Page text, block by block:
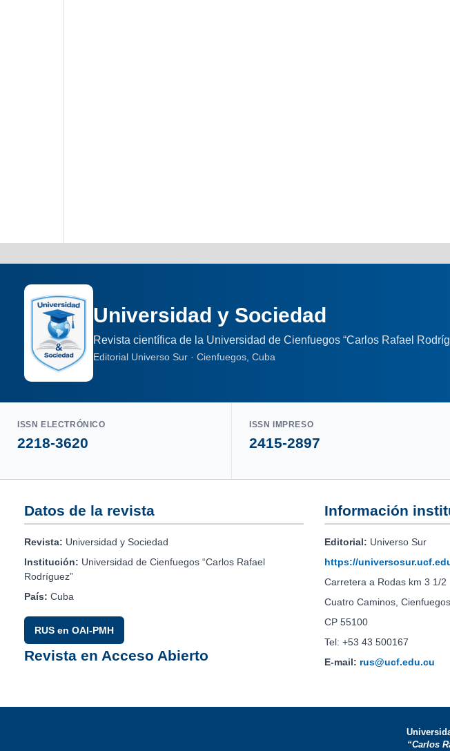
Universidad y Sociedad
Revista científica de la Universidad de Cienfuegos “Carlos Rafael
Editorial Universo Sur · Cienfuegos, Cuba
ISSN ELECTRÓNICO
2218-3620
ISSN IMPRESO
2415-2897
Datos de la revista
Revista: Universidad y Sociedad
Institución: Universidad de Cienfuegos “Carlos Rafael
Rodríguez”
País: Cuba
RUS en OAI-PMH
Revista en Acceso Abierto
Información
Editorial: Universo Sur
https://
Carretera a Rodas km 3 1/2
Cuatro Caminos,
CP 55100
Tel: +53 43 500167
E-mail: rus@ucf.edu.cu
“Carlos